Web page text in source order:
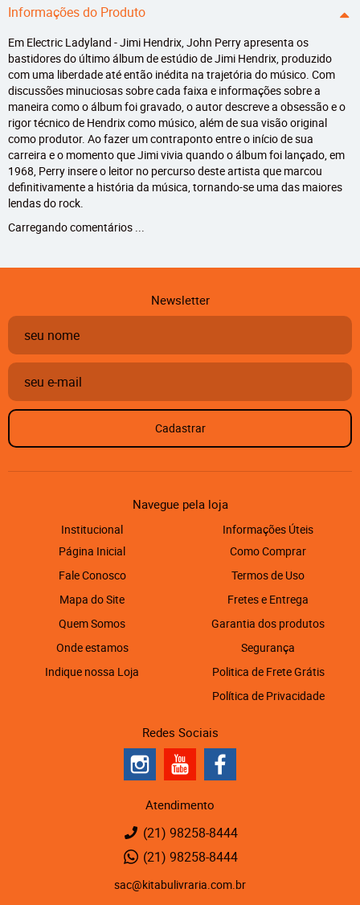
Informações do Produto
Em Electric Ladyland - Jimi Hendrix, John Perry apresenta os
bastidores do último álbum de estúdio de Jimi Hendrix, produzido
com uma liberdade até então inédita na trajetória do músico. Com
discussões minuciosas sobre cada faixa e informações sobre a
maneira como o álbum foi gravado, o autor descreve a obsessão e o
rigor técnico de Hendrix como músico, além de sua visão original
como produtor. Ao fazer um contraponto entre o início de sua
carreira e o momento que Jimi vivia quando o álbum foi lançado, em
1968, Perry insere o leitor no percurso deste artista que marcou
definitivamente a história da música, tornando-se uma das maiores
lendas do rock.
Carregando comentários ...
Newsletter
Cadastrar
Navegue pela loja
Institucional
Página Inicial
Fale Conosco
Mapa do Site
Quem Somos
Onde estamos
Indique nossa Loja
Informações Úteis
Como Comprar
Termos de Uso
Fretes e Entrega
Garantia dos produtos
Segurança
Politica de Frete Grátis
Política de Privacidade
Redes Sociais
Atendimento
(21) 98258-8444
(21) 98258-8444
sac@kitabulivraria.com.br